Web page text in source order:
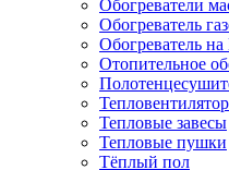
Обогреватели
Обогреватель
Обогреватель
Отопительное
Тепловые завесы
Тепловые пушки
Тёплый пол